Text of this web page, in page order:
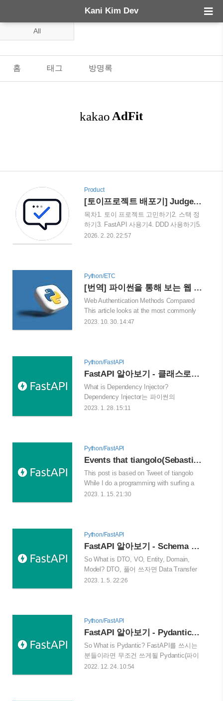
Kani Kim Dev
All
홈 태그 방명록
Product
[토이프로젝트 배포기] JudgeYourPrompt의 백엔드 편 : Python(파이썬), FastAPI, DDD, Dependency Injector, SQLAlchemy, Alembic, DI, IoC 그외 등등
목차1. 토이 프로젝트 고민하기2. 스택 정
하기3. FastAPI 사용기4. DDD 사용하기5.
추후 개발 개선 방향 1. 토이 프로젝트 고
양한 AI LLM 서비스들이 범람하는 시대다.
누구는 OpenAI의 ChatGPT를 가장 좋다고
생각하고, 누군가는 Gemini의 상요성을 좋
게 평가하고, 혹자는 Claude를 좋아한다.
이렇게 다양한 AI 서비스에 대한 취향이
넘쳐나는 시대에 각자의 취향에 맞는 서비
에 맞게 프롬프트를 입력하고 그 프..
2026. 2. 20. 22:57
Python/ETC
[번역] 파이썬을 통해 보는 웹 인증 및 인가 방법 1편 - HTTP, JWT, 세션(Session), 쿠키(Cookie) 등
Web Authentication Methods Compared
This article looks at the most commonly
used web authentication methods.
Authentication(인증) vs Authorization(인
가) Authentication(인증)은 유저나 디바이
스가 제한된 시스템에 접근하려 할 때 신
원을 증명하는 프로세스면, 인가는 주어진
시스템 내에서 특정한 태스크를 허락받았
는지에 대한 증명 프로세스라고 보면 될
2023. 10. 30. 14:47
Python/FastAPI
FastAPI 알아보기 - 클래스로서 의존, Dependency Injection, Dependency Injector
What is Dependency Injector?
Dependency Injector는 파이썬의
Dependency Injection(이하, DI)을 위한 프
Java. Dependency injection is a principle
that helps to achieve an inversion of
control. A dependency injection framework
can significantly improve the flexibility of a
language with static typing. Im..
2023. 1. 28. 15:11
Python/FastAPI
Events that tiangolo(Sebastián Ramírez) who is creator of FastAPI went through, and My Opinion
This post is based on Tweet of tiangolo
While I do a programming with surfing a
twitter, I saw some tweets of tiangolo, who
job description. It was funny that it has
been only for 1.5 years that the framework
has been developed but the job required
4+ years of experience. ..
2023. 1. 15. 21:30
Python/FastAPI
FastAPI 알아보기 - Schema 다루기 혹은 DTO, Entity, DAO 등
So What is DTO, VO, Entity, Domain,
Model? DTO, 풀어 쓰자면 Data Transfer
Object이다. 직역하자면, "정보 전송 객
는 객체라고 보면 된다. 이런 DTO는 파이
썬, C++, 자바와 같이 object-oriented
programming (OOP) 언어에서 사용된다.
그렇다면 여러분들은 다양하게 들어봤을
것이다, DTO, VO, Entity, Domain, Model
등등이다. 이것들에 대해 간단하게 이야기
2023. 1. 5. 22:26
Python/FastAPI
FastAPI 알아보기 - Pydantic과 직렬화
So What is Pydantic? FastAPI를 쓰시는
분들이라면 무조건 쓰게될 Pydantic(파이
단틱), 바로 데이터 직렬화와, 역직렬화에
2022. 12. 24. 10:54